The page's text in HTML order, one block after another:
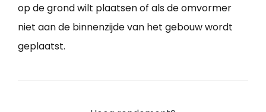
op de grond wilt plaatsen of als de omvormer
niet aan de binnenzijde van het gebouw wordt
geplaatst.